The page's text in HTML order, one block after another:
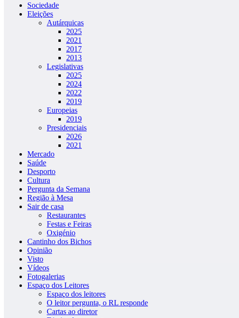
Sociedade
Eleições
Autárquicas
2025
2021
2017
2013
Legislativas
2025
2024
2022
2019
Europeias
2019
Presidenciais
2026
2021
Mercado
Saúde
Desporto
Cultura
Pergunta da Semana
Região à Mesa
Sair de casa
Restaurantes
Festas e Feiras
Oxigénio
Cantinho dos Bichos
Opinião
Visto
Vídeos
Fotogalerias
Espaço dos Leitores
Espaço dos leitores
O leitor pergunta, o RL responde
Cartas ao diretor